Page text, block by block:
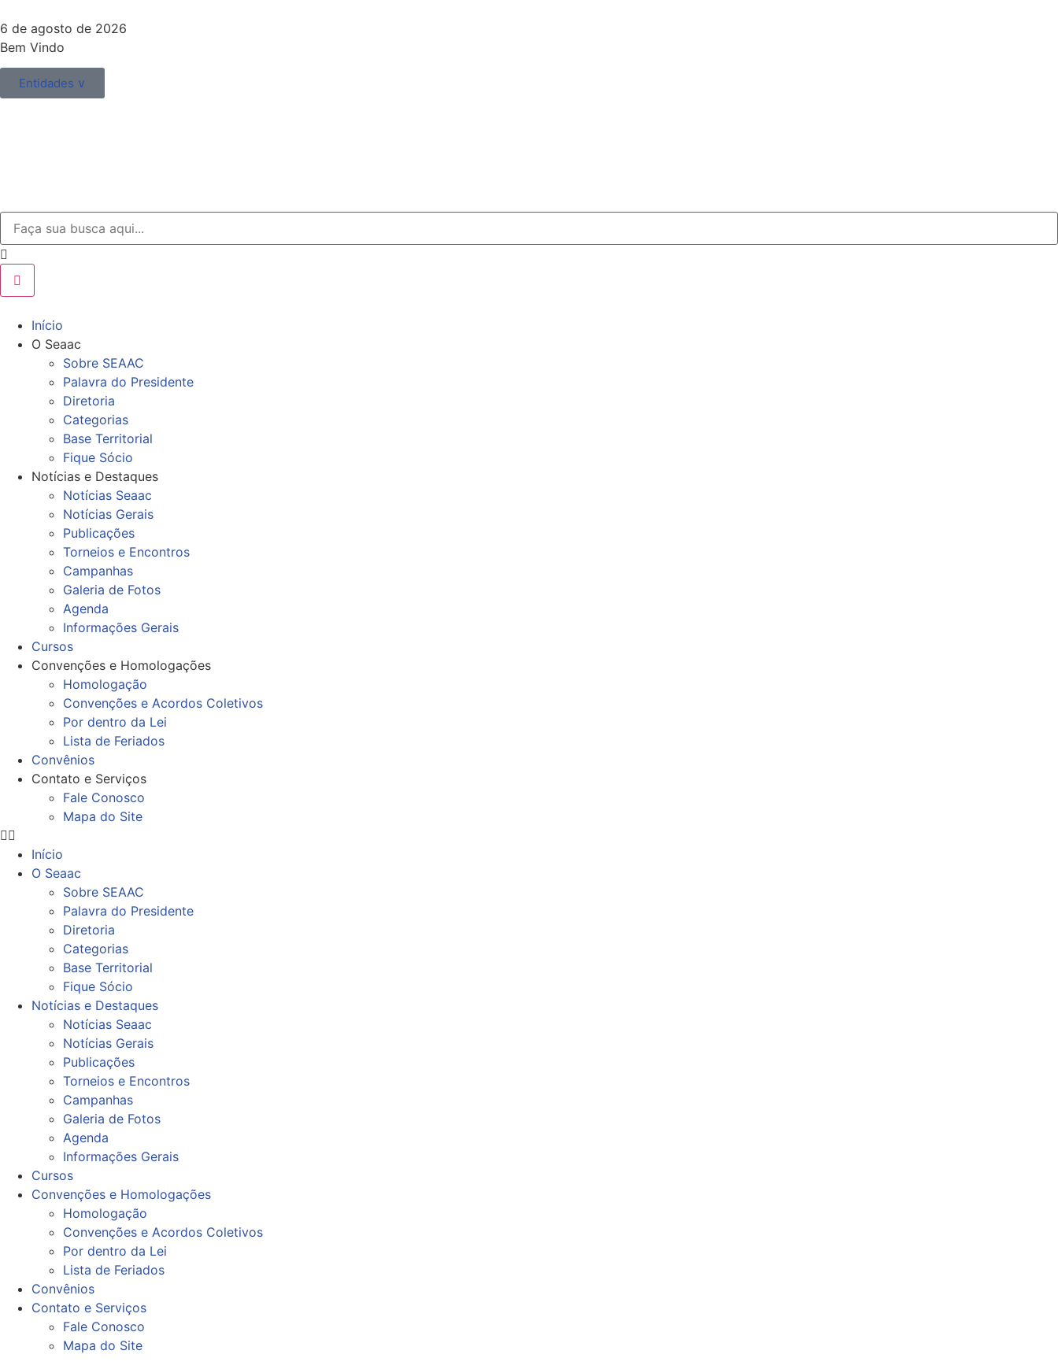
6 de agosto de 2026
Bem Vindo
Entidades ∨
Início
O Seaac
Sobre SEAAC
Palavra do Presidente
Diretoria
Categorias
Base Territorial
Fique Sócio
Notícias e Destaques
Notícias Seaac
Notícias Gerais
Publicações
Torneios e Encontros
Campanhas
Galeria de Fotos
Agenda
Informações Gerais
Cursos
Convenções e Homologações
Homologação
Convenções e Acordos Coletivos
Por dentro da Lei
Lista de Feriados
Convênios
Contato e Serviços
Fale Conosco
Mapa do Site
Início
O Seaac
Sobre SEAAC
Palavra do Presidente
Diretoria
Categorias
Base Territorial
Fique Sócio
Notícias e Destaques
Notícias Seaac
Notícias Gerais
Publicações
Torneios e Encontros
Campanhas
Galeria de Fotos
Agenda
Informações Gerais
Cursos
Convenções e Homologações
Homologação
Convenções e Acordos Coletivos
Por dentro da Lei
Lista de Feriados
Convênios
Contato e Serviços
Fale Conosco
Mapa do Site